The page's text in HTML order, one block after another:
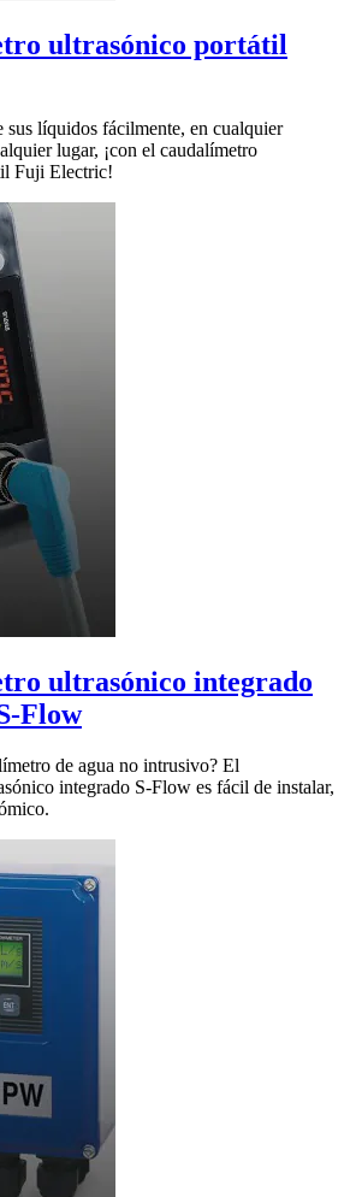
ultrasónico portátil
sus líquidos fácilmente, en cualquier
lugar, ¡con el caudalímetro
Fuji Electric!
ultrasónico integrado
Flow
de agua no intrusivo? El
integrado S-Flow es fácil de instalar,